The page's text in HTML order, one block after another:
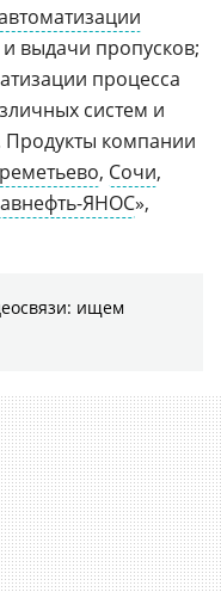
выдачи пропусков;
процесса
систем и
Продукты компании
, Сочи,
ЯНОС»,
ищем